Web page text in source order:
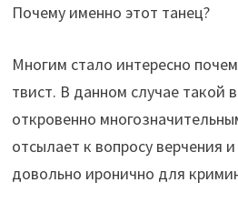
Почему именно этот танец?
Многим стало интересно
твист. В данном случае такой
откровенно
отсылает к вопросу верчения
довольно иронично для